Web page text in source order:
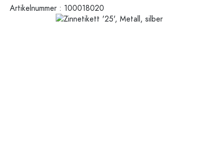
Artikelnummer : 100018020